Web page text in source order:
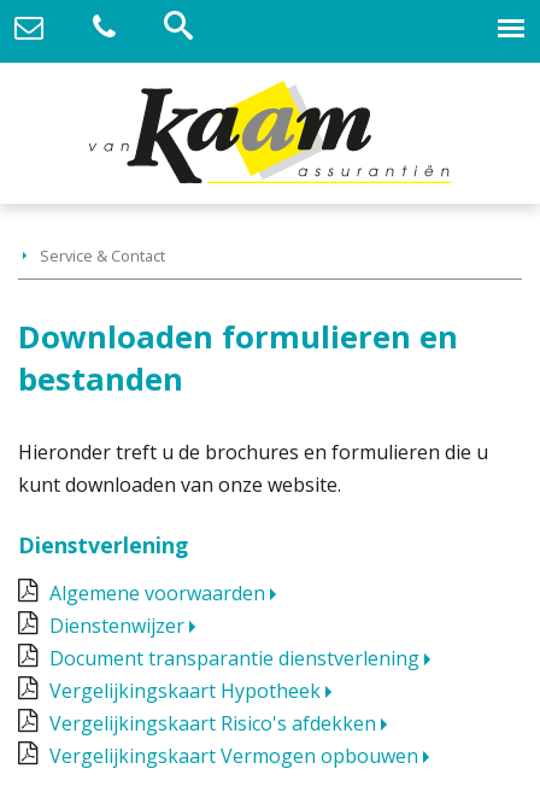
Service & Contact
Downloaden formulieren en
bestanden
Hieronder treft u de brochures en formulieren die u
kunt downloaden van onze website.
Dienstverlening
Algemene voorwaarden
Dienstenwijzer
Document transparantie dienstverlening
Vergelijkingskaart Hypotheek
Vergelijkingskaart Risico's afdekken
Vergelijkingskaart Vermogen opbouwen